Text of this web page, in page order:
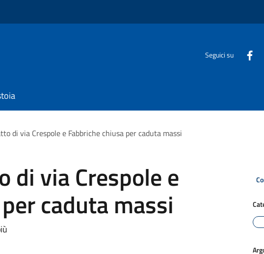
Seguici su
di via Crespole e Fabbriche chiusa per caduta massi
via Crespole e
caduta massi